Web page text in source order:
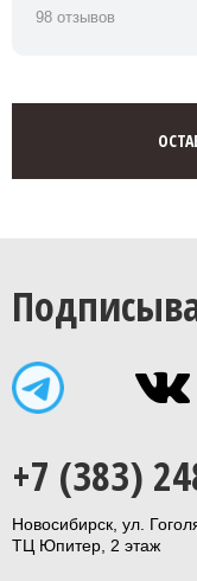
98 отзывов
+7 (383)
Новосибирск, ул.
ТЦ Юпитер, 2 этаж